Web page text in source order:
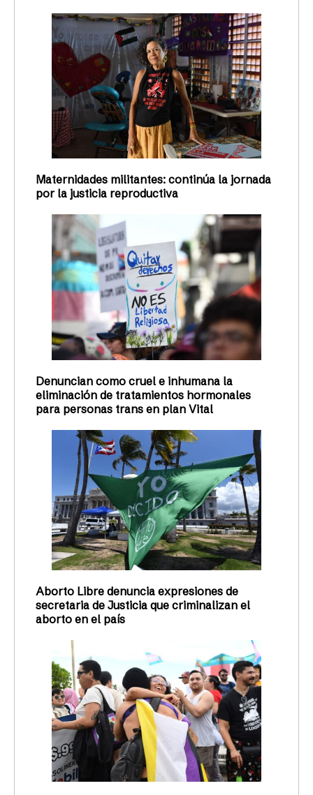
Maternidades militantes: continúa la jornada
por la justicia reproductiva
Denuncian como cruel e inhumana la
eliminación de tratamientos hormonales
para personas trans en plan Vital
Aborto Libre denuncia expresiones de
secretaria de Justicia que criminalizan el
aborto en el país